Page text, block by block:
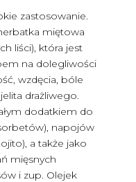
zastosowanie.
miętowa
liści), która jest
na dolegliwości
wzdęcia, bóle
drażliwego.
dodatkiem do
napojów
a także jako
mięsnych
i zup. Olejek